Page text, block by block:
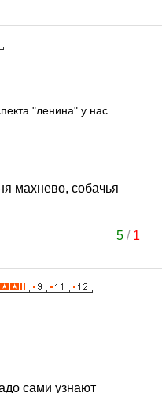
"ленина" у нас
махнево, собачья
5/ 1
сами узнают